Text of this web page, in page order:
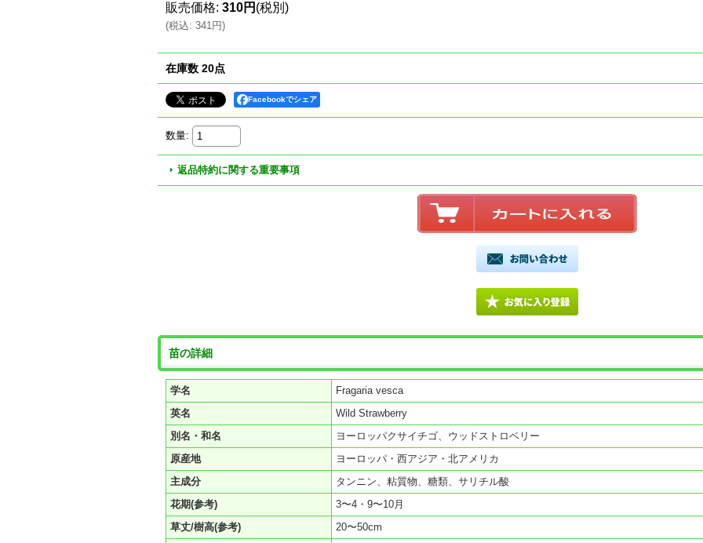
販売価格: 310円 (税別)
(税込: 341円)
在庫数 20点
Facebookでシェア
数量:
返品特約に関する重要事項
苗の詳細
学名
Fragaria vesca
英名
Wild Strawberry
別名・和名
ヨーロッパクサイチゴ、ウッドストロベリー
原産地
ヨーロッパ・西アジア・北アメリカ
主成分
タンニン、粘質物、糖類、サリチル酸
花期(参考)
3〜4・9〜10月
草丈/樹高(参考)
20〜50cm